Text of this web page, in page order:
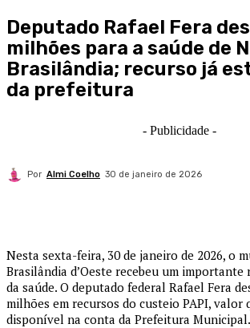
Deputado Rafael Fera
milhões para a saúde de
Brasilândia; recurso já
da prefeitura
- Publicidade -
Por Almi Coelho 30 de janeiro de 2026
Nesta sexta-feira, 30 de janeiro de 2026, o
Brasilândia d’Oeste recebeu um importante
da saúde. O deputado federal Rafael Fera
milhões em recursos do custeio PAPI, valor
disponível na conta da Prefeitura Municipal.